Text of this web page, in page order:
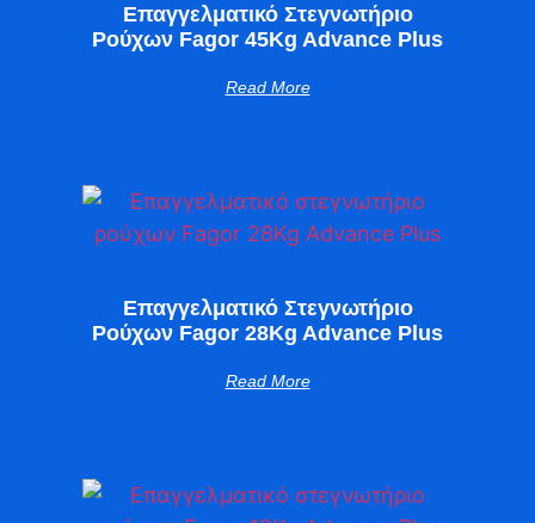
Επαγγελματικό Στεγνωτήριο
Ρούχων Fagor 45Kg Advance Plus
Read More
Επαγγελματικό Στεγνωτήριο
Ρούχων Fagor 28Kg Advance Plus
Read More